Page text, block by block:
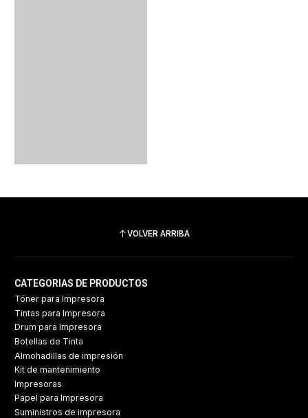
VOLVER ARRIBA
CATEGORIAS DE PRODUCTOS
Tóner para Impresora
Tintas para Impresora
Drum para Impresora
Botellas de Tinta
Almohadillas de impresión
Kit de mantenimiento
Impresoras
Papel para Impresora
Suministros de impresora